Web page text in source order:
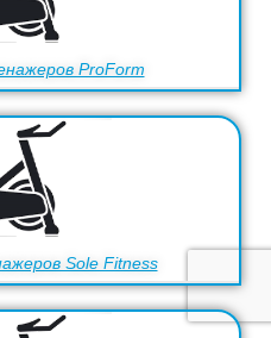
ProForm
Sole Fitness